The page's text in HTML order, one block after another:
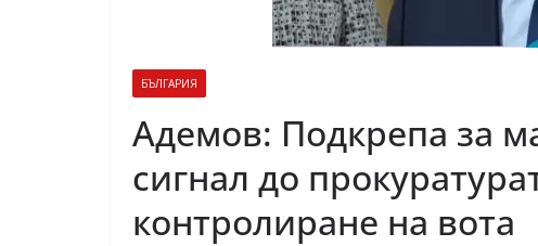
БЪЛГАРИЯ
Адемов: Подкрепа за
сигнал до
контролиране на вота